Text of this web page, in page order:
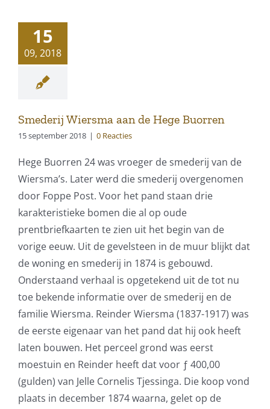
15
09, 2018
Smederij Wiersma aan de Hege Buorren
15 september 2018 | 0 Reacties
Hege Buorren 24 was vroeger de smederij van de
Wiersma’s. Later werd die smederij overgenomen
door Foppe Post. Voor het pand staan drie
karakteristieke bomen die al op oude
prentbriefkaarten te zien uit het begin van de
vorige eeuw. Uit de gevelsteen in de muur blijkt dat
de woning en smederij in 1874 is gebouwd.
Onderstaand verhaal is opgetekend uit de tot nu
toe bekende informatie over de smederij en de
familie Wiersma. Reinder Wiersma (1837-1917) was
de eerste eigenaar van het pand dat hij ook heeft
laten bouwen. Het perceel grond was eerst
moestuin en Reinder heeft dat voor ƒ 400,00
(gulden) van Jelle Cornelis Tjessinga. Die koop vond
plaats in december 1874 waarna, gelet op de